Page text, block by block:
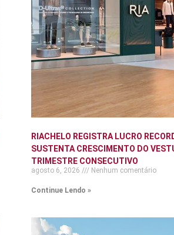
RIACHELO REGISTRA LUCRO
SUSTENTA CRESCIMENTO DO
TRIMESTRE CONSECUTIVO
agosto 6, 2026 Nenhum comentário
Continue Lendo »